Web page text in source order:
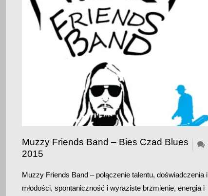
Muzzy Friends Band – Bies Czad Blues
2015
Muzzy Friends Band – połączenie talentu, doświadczenia i
młodości, spontaniczność i wyraziste brzmienie, energia i